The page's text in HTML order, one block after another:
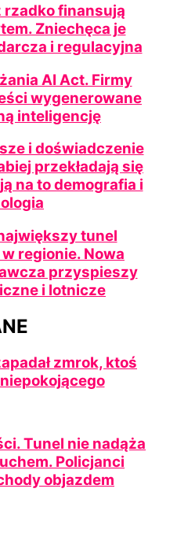
finansują
Zniechęca je
i regulacyjna
AI Act. Firmy
wygenerowane
inteligencję
i doświadczenie
przekładają się
na to demografia i
tunel
regionie. Nowa
przyspieszy
i lotnicze
zmrok, ktoś
Tunel nie nadąża
Policjanci
objazdem